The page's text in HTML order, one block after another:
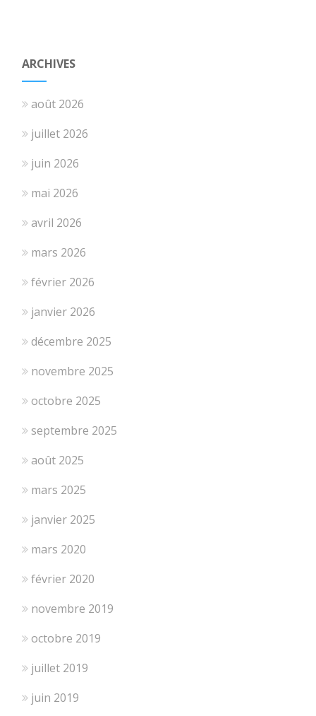
ARCHIVES
août 2026
juillet 2026
juin 2026
mai 2026
avril 2026
mars 2026
février 2026
janvier 2026
décembre 2025
novembre 2025
octobre 2025
septembre 2025
août 2025
mars 2025
janvier 2025
mars 2020
février 2020
novembre 2019
octobre 2019
juillet 2019
juin 2019